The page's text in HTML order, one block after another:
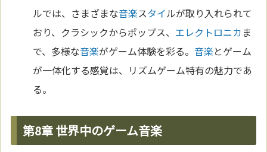
ルでは、さまざまな音楽スタイルが取り入れられて
おり、クラシックからポップス、 エレクトロニカ ま
で、多様な音楽がゲーム体験を彩る。音楽とゲーム
が一体化する感覚は、リズムゲーム特有の魅力であ
る。
第8章 世界中のゲーム音楽